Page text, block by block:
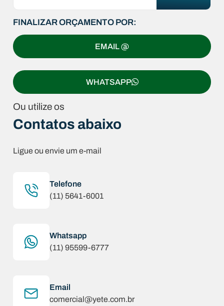
FINALIZAR ORÇAMENTO POR:
EMAIL @
WHATSAPP
Ou utilize os
Contatos abaixo
Ligue ou envie um e-mail
Telefone
(11) 5641-6001
Whatsapp
(11) 95599-6777
Email
comercial@yete.com.br